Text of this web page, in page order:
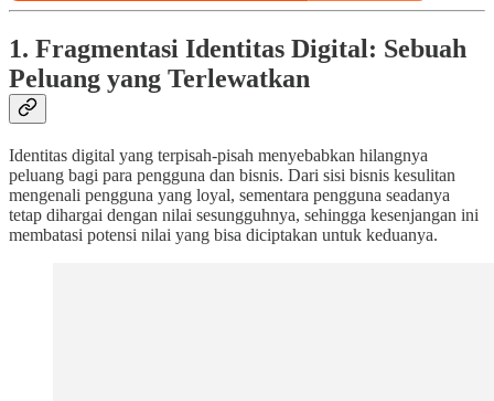
1. Fragmentasi Identitas Digital: Sebuah
Peluang yang Terlewatkan
Identitas digital yang terpisah-pisah menyebabkan hilangnya
peluang bagi para pengguna dan bisnis. Dari sisi bisnis kesulitan
mengenali pengguna yang loyal, sementara pengguna seadanya
tetap dihargai dengan nilai sesungguhnya, sehingga kesenjangan ini
membatasi potensi nilai yang bisa diciptakan untuk keduanya.